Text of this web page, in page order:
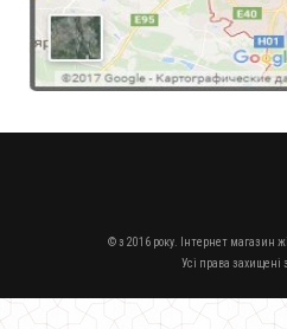
Жіноча подовжена
© з 2016 року. Інтернет магазин
Усі права захищені